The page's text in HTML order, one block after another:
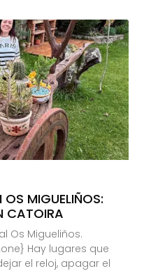
MIGUELIÑOS:
CATOIRA
Os Migueliños.
Hay lugares que
el reloj, apagar el